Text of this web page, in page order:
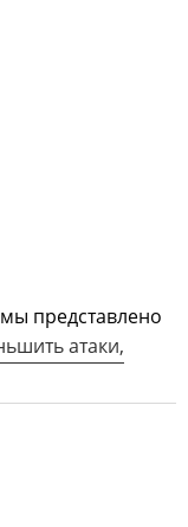
представлено
атаки,